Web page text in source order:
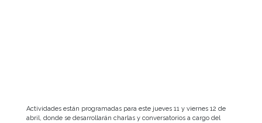
Actividades están programadas para este jueves 11 y viernes 12 de
abril, donde se desarrollarán charlas y conversatorios a cargo del